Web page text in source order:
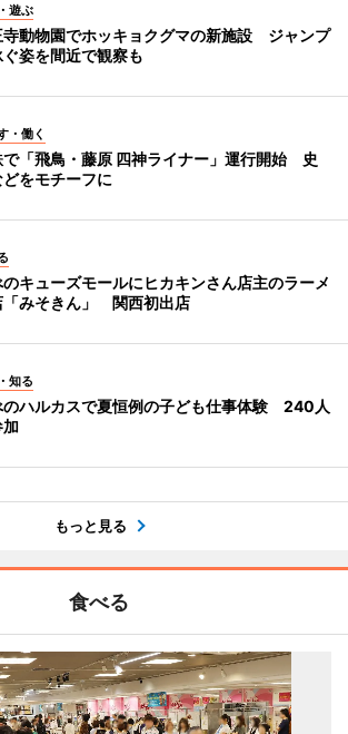
遊ぶ
寺動物園でホッキョクグマの新施設 ジャンプ
姿を間近で観察も
・働く
で「飛鳥・藤原 四神ライナー」運行開始 史
をモチーフに
のキューズモールにヒカキンさん店主のラーメ
「みそきん」 関西初出店
知る
のハルカスで夏恒例の子ども仕事体験 240人
加
もっと見る
食べる